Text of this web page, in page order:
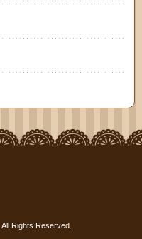
All Rights Reserved.